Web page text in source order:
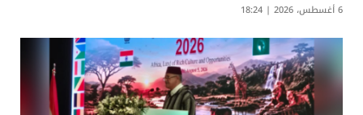
6 أغسطس، 2026 | 18:24